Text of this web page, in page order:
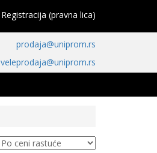
Registracija (pravna lica)
prodaja@uniprom.rs
veleprodaja@uniprom.rs